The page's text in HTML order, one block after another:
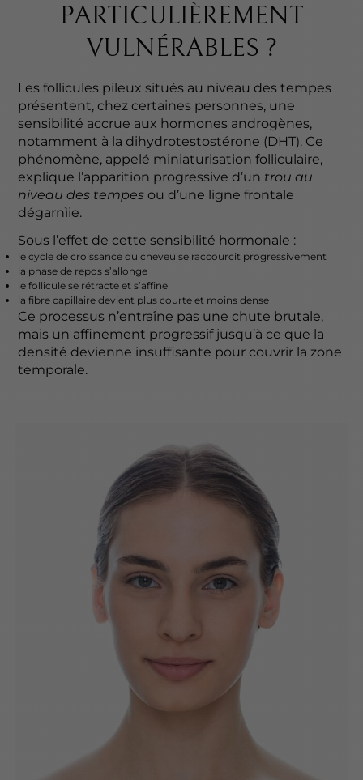
PARTICULIÈREMENT
VULNÉRABLES ?
Les follicules pileux situés au niveau des tempes
présentent, chez certaines personnes, une
sensibilité accrue aux hormones androgènes,
notamment à la dihydrotestostérone (DHT). Ce
phénomène, appelé miniaturisation folliculaire,
explique l’apparition progressive d’un trou au
niveau des tempes ou d’une ligne frontale
dégarnìie.
Sous l’effet de cette sensibilité hormonale :
le cycle de croissance du cheveu se raccourcit progressivement
la phase de repos s’allonge
le follicule se rétracte et s’affine
la fibre capillaire devient plus courte et moins dense
Ce processus n’entraîne pas une chute brutale,
mais un affinement progressif jusqu’à ce que la
densité devienne insuffisante pour couvrir la zone
temporale.